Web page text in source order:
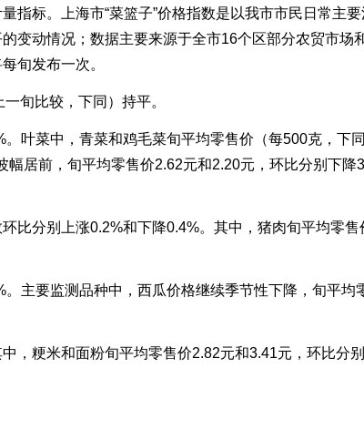
标。上海市“菜篮子”价格指数是以我市市民日常主要
变动情况；数据主要来源于全市16个区部分农贸市场
旬发布一次。
旬比较，下同）持平。
菜中，青菜和鸡毛菜旬平均零售价（每500克，下
居前，旬平均零售价2.62元和2.20元，环比分别下降
分别上涨0.2%和下降0.4%。其中，猪肉旬平均零售
要监测品种中，西瓜价格继续季节性下降，旬平均
粳米和面粉旬平均零售价2.82元和3.41元，环比分